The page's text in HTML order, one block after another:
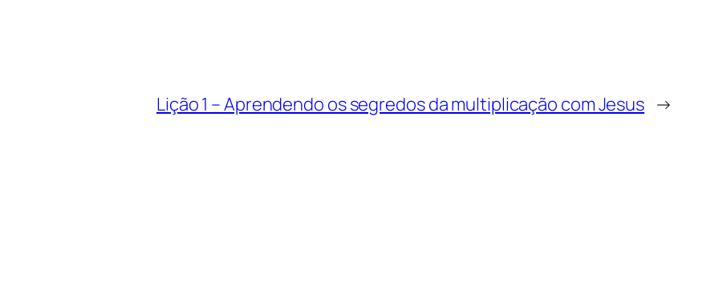
Lição 1 – Aprendendo os segredos da multiplicação com Jesus →